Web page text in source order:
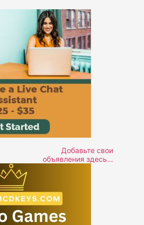
Добавьте свои
объявления здесь...